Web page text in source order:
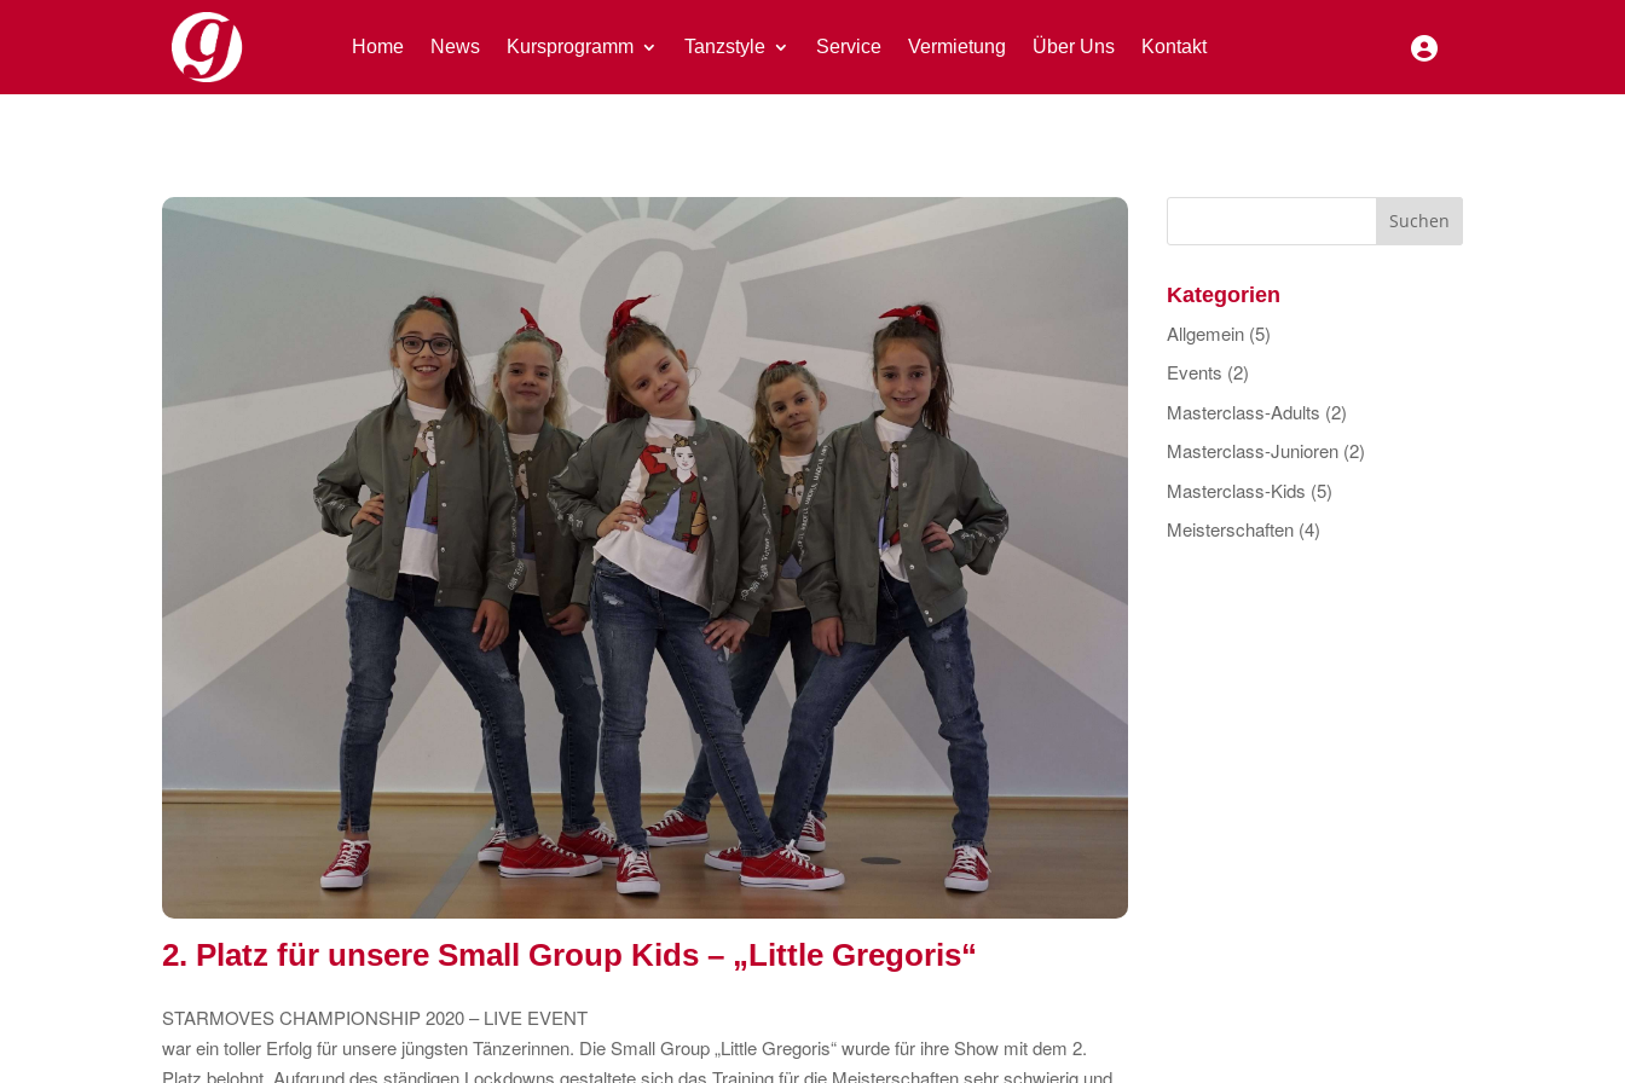
Home News Kursprogramm Tanzstyle Service Vermietung Über Uns Kontakt
2. Platz für unsere Small Group Kids – „Little Gregoris“
STARMOVES CHAMPIONSHIP 2020 – LIVE EVENT
war ein toller Erfolg für unsere jüngsten Tänzerinnen. Die Small Group „Little Gregoris“ wurde für ihre Show mit dem 2.
Platz belohnt. Aufgrund des ständigen Lockdowns gestaltete sich das Training für die Meisterschaften sehr schwierig und
Kategorien
Allgemein(5)
Events (2)
Masterclass-Adults (2)
Masterclass-Junioren(2)
Masterclass-Kids (5)
Meisterschaften(4)